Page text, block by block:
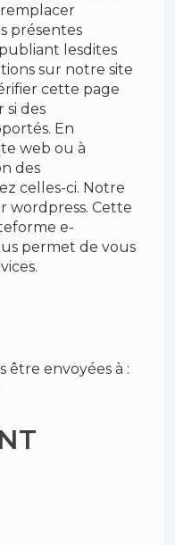
présentes
lesdites
sur notre site
cette page
si des
En
web ou à
des
celles-ci. Notre
wordpress. Cette
e-
permet de vous
être envoyées à :